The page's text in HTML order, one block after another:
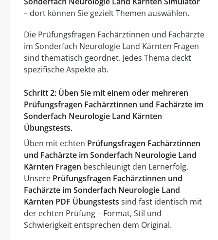
– dort können Sie gezielt Themen auswählen.
Die Prüfungsfragen Fachärztinnen und Fachärzte
im Sonderfach Neurologie Land Kärnten Fragen
sind thematisch geordnet. Jedes Thema deckt
spezifische Aspekte ab.
Schritt 2: Üben Sie mit einem oder mehreren
Prüfungsfragen Fachärztinnen und Fachärzte im
Sonderfach Neurologie Land Kärnten
Übungstests.
Üben mit echten Prüfungsfragen Fachärztinnen
und Fachärzte im Sonderfach Neurologie Land
Kärnten Fragen beschleunigt den Lernerfolg.
Unsere Prüfungsfragen Fachärztinnen und
Fachärzte im Sonderfach Neurologie Land
Kärnten PDF Übungstests sind fast identisch mit
der echten Prüfung – Format, Stil und
Schwierigkeit entsprechen dem Original.